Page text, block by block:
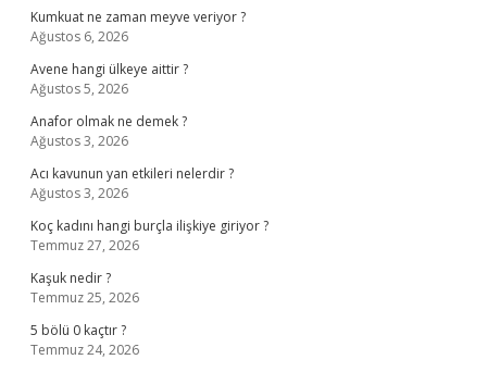
Kumkuat ne zaman meyve veriyor ?
Ağustos 6, 2026
Avene hangi ülkeye aittir ?
Ağustos 5, 2026
Anafor olmak ne demek ?
Ağustos 3, 2026
Acı kavunun yan etkileri nelerdir ?
Ağustos 3, 2026
Koç kadını hangi burçla ilişkiye giriyor ?
Temmuz 27, 2026
Kaşuk nedir ?
Temmuz 25, 2026
5 bölü 0 kaçtır ?
Temmuz 24, 2026